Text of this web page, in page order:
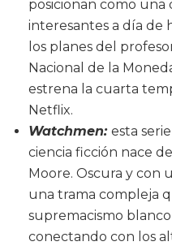
posicionan como una
interesantes a día de
los planes del
Nacional de la
estrena la cuarta
Netflix.
Watchmen: esta
ciencia ficción nace
Moore. Oscura y con
una trama compleja
supremacismo
conectando con los